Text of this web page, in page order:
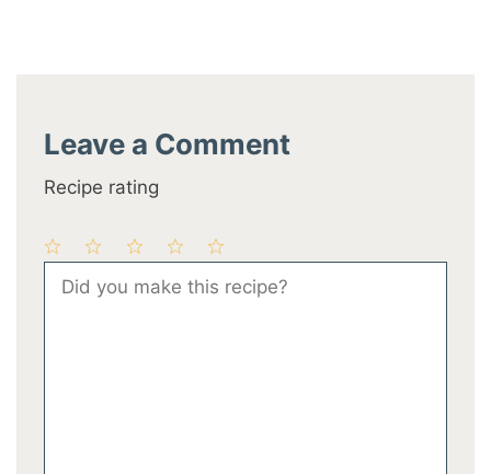
Leave a Comment
Recipe rating
Stars
Stars
Stars
Stars
Star
Comment